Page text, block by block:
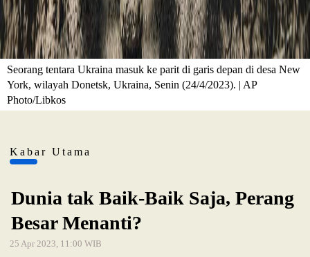
Seorang tentara Ukraina masuk ke parit di garis depan di desa New
York, wilayah Donetsk, Ukraina, Senin (24/4/2023). | AP
Photo/Libkos
Kabar Utama
Dunia tak Baik-Baik Saja, Perang
Besar Menanti?
25 Apr 2023, 11:00 WIB